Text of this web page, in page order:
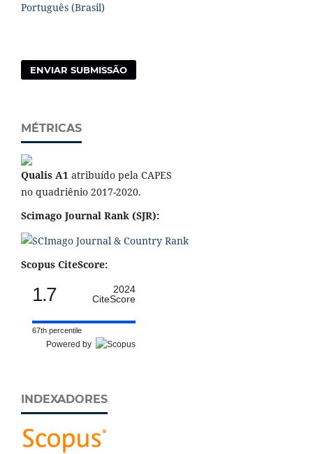
Português (Brasil)
ENVIAR SUBMISSÃO
MÉTRICAS
Qualis A1 atribuído pela CAPES
no quadriênio 2017-2020.
Scimago Journal Rank (SJR):
Scopus CiteScore:
1.7
2024
CiteScore
67th percentile
Powered by
INDEXADORES